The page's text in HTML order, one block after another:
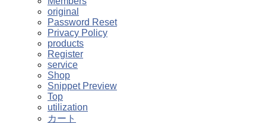
original
Password Reset
Privacy Policy
products
Register
service
Shop
Snippet Preview
Top
utilization
カート